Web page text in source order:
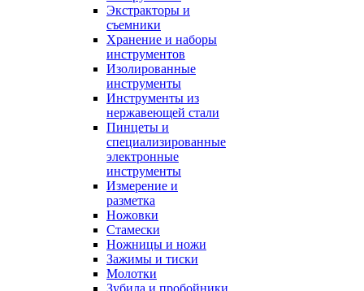
Экстракторы и
съемники
Хранение и наборы
инструментов
Изолированные
инструменты
Инструменты из
нержавеющей стали
Пинцеты и
специализированные
электронные
инструменты
Измерение и
разметка
Ножовки
Стамески
Ножницы и ножи
Зажимы и тиски
Молотки
Зубила и пробойники